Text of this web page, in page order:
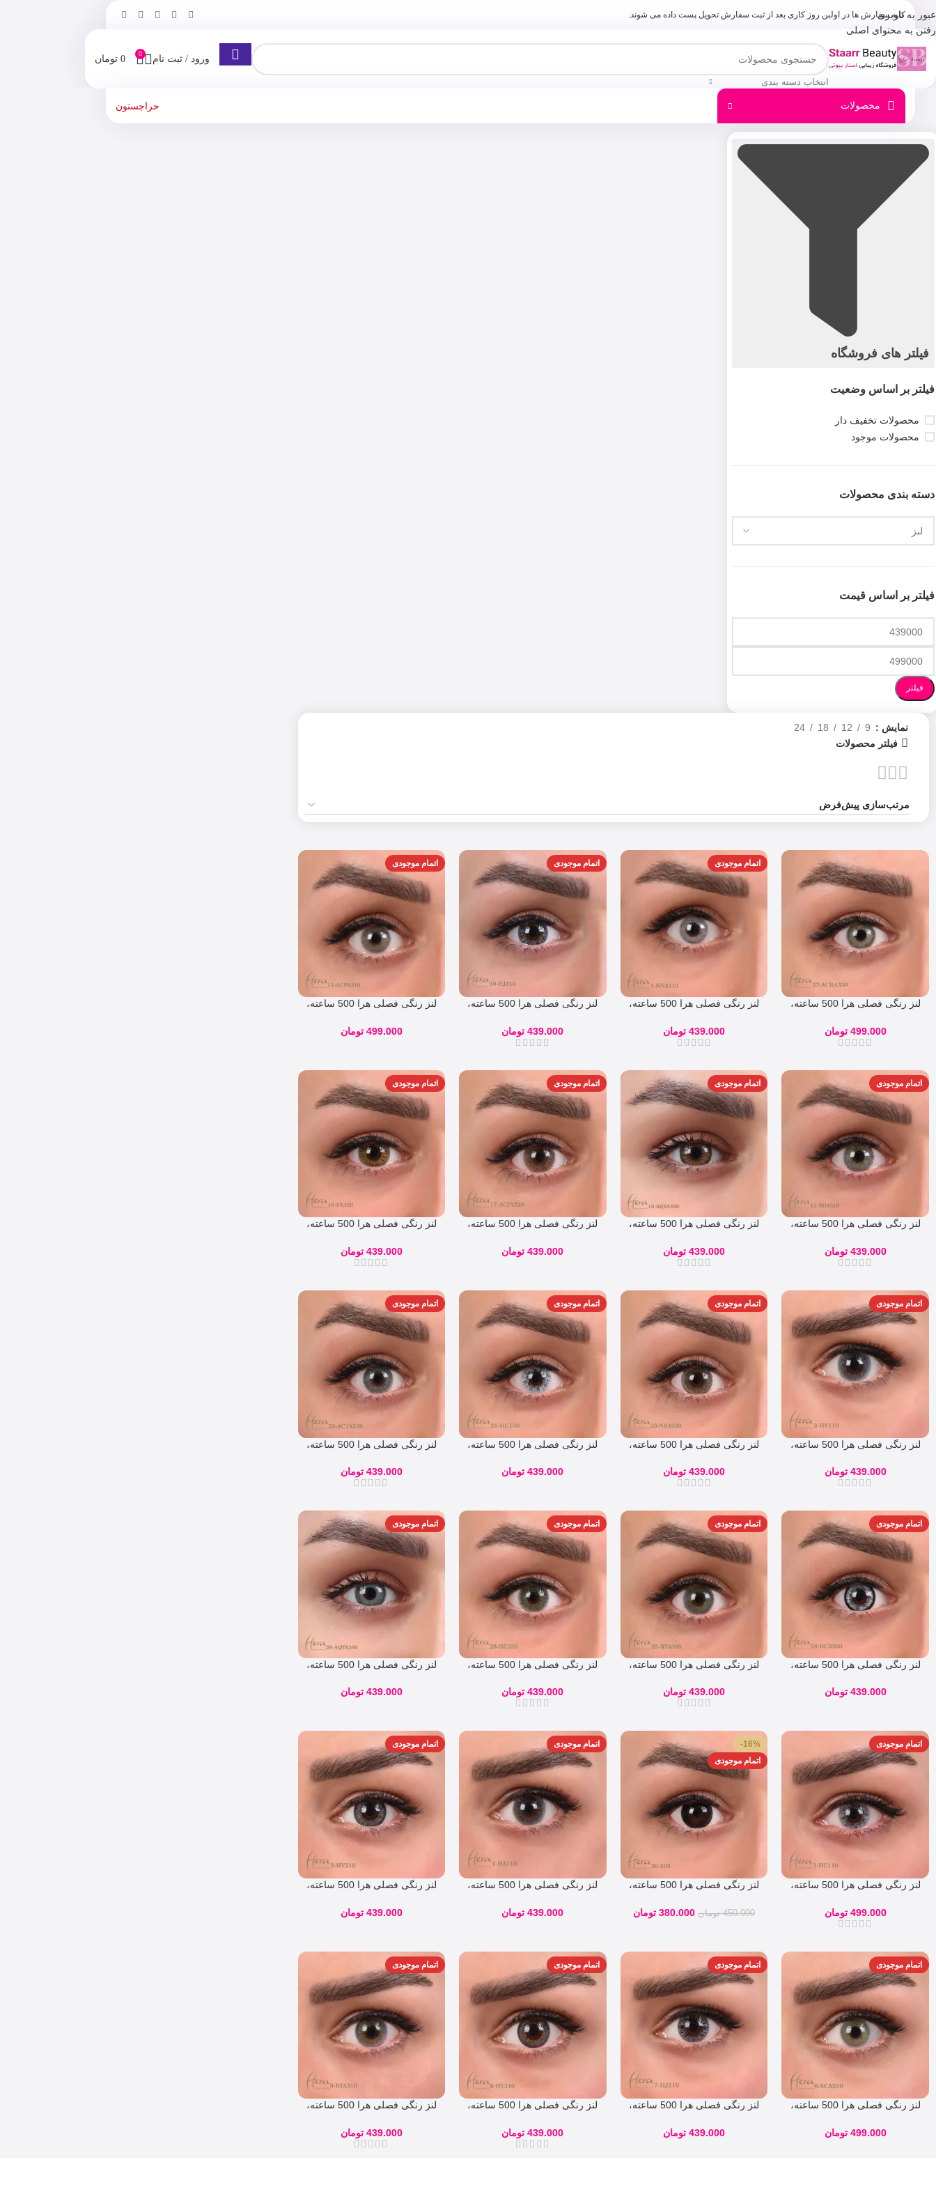
عبور به ناوبری
رفتن به محتوای اصلی
کلیه سفارش ها در اولبن روز کاری بعد از ثبت سفارش تحویل پست داده می شوند.
انتخاب دسته بندی
ورود / ثبت نام 0
0 تومان
محصولات حراجستون
فیلتر های فروشگاه
فیلتر بر اساس وضعیت
محصولات تخفیف دار
محصولات موجود
دسته بندی محصولات
فیلتر بر اساس قیمت
فیلتر
نمایش 9
12
18
24
فیلتر محصولات
لنز رنگی فصلی هرا 500 ساعته،
499.000 تومان
اتمام موجودی
لنز رنگی فصلی هرا 500 ساعته،
439.000 تومان
اتمام موجودی
لنز رنگی فصلی هرا 500 ساعته،
439.000 تومان
اتمام موجودی
لنز رنگی فصلی هرا 500 ساعته،
499.000 تومان
اتمام موجودی
لنز رنگی فصلی هرا 500 ساعته،
439.000 تومان
اتمام موجودی
لنز رنگی فصلی هرا 500 ساعته،
439.000 تومان
اتمام موجودی
لنز رنگی فصلی هرا 500 ساعته،
439.000 تومان
اتمام موجودی
لنز رنگی فصلی هرا 500 ساعته،
439.000 تومان
اتمام موجودی
لنز رنگی فصلی هرا 500 ساعته،
439.000 تومان
اتمام موجودی
لنز رنگی فصلی هرا 500 ساعته،
439.000 تومان
اتمام موجودی
لنز رنگی فصلی هرا 500 ساعته،
439.000 تومان
اتمام موجودی
لنز رنگی فصلی هرا 500 ساعته،
439.000 تومان
اتمام موجودی
لنز رنگی فصلی هرا 500 ساعته،
439.000 تومان
اتمام موجودی
لنز رنگی فصلی هرا 500 ساعته،
439.000 تومان
اتمام موجودی
لنز رنگی فصلی هرا 500 ساعته،
439.000 تومان
اتمام موجودی
لنز رنگی فصلی هرا 500 ساعته،
439.000 تومان
اتمام موجودی
لنز رنگی فصلی هرا 500 ساعته،
499.000 تومان
-16%
اتمام موجودی
لنز رنگی فصلی هرا 500 ساعته،
دار طوسی تیره450.000 تومان 380.000 تومان
اتمام موجودی
لنز رنگی فصلی هرا 500 ساعته،
439.000 تومان
اتمام موجودی
لنز رنگی فصلی هرا 500 ساعته،
439.000 تومان
اتمام موجودی
لنز رنگی فصلی هرا 500 ساعته،
499.000 تومان
اتمام موجودی
لنز رنگی فصلی هرا 500 ساعته،
439.000 تومان
اتمام موجودی
لنز رنگی فصلی هرا 500 ساعته،
439.000 تومان
اتمام موجودی
لنز رنگی فصلی هرا 500 ساعته،
439.000 تومان